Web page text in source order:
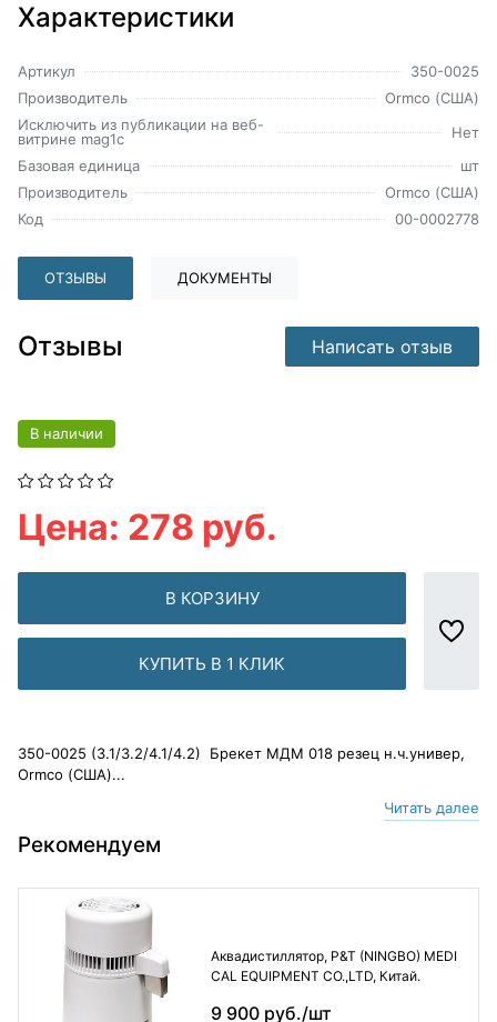
Характеристики
Артикул
350-0025
Производитель
Ormco (США)
Исключить из публикации на веб-
витрине mag1c
Нет
Базовая единица
шт
Производитель
Ormco (США)
Код
00-0002778
ОТЗЫВЫ ДОКУМЕНТЫ
Отзывы Написать отзыв
В наличии
Цена: 278 руб.
В КОРЗИНУ
КУПИТЬ В 1 КЛИК
350-0025 (3.1/3.2/4.1/4.2) Брекет МДМ 018 резец н.ч.универ,
Ormco (США)...
Читать далее
Рекомендуем
Аквадистиллятор, P&T (NINGBO) MEDI
CAL EQUIPMENT CO.,LTD, Китай.
9 900 руб./шт